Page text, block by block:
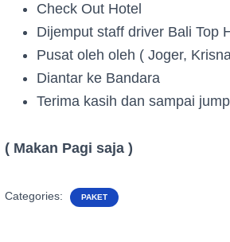
Check Out Hotel
Dijemput staff driver Bali Top
Pusat oleh oleh ( Joger,
Diantar ke Bandara
Terima kasih dan sampai
( Makan Pagi saja )
Categories: PAKET